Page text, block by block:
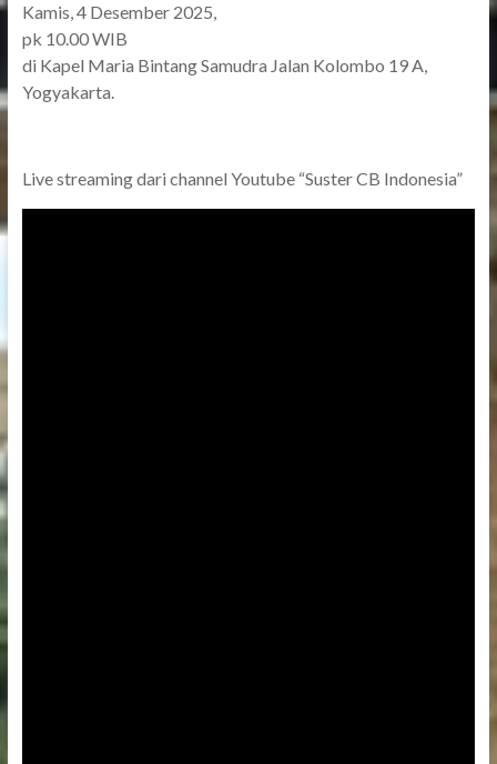
Kamis, 4 Desember 2025,
pk 10.00 WIB
di Kapel Maria Bintang Samudra Jalan Kolombo 19 A,
Yogyakarta.
Live streaming dari channel Youtube “Suster CB Indonesia”